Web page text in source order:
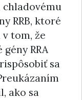
chladovému
RRB, ktoré
tom, že
RRA
sa
ako sa